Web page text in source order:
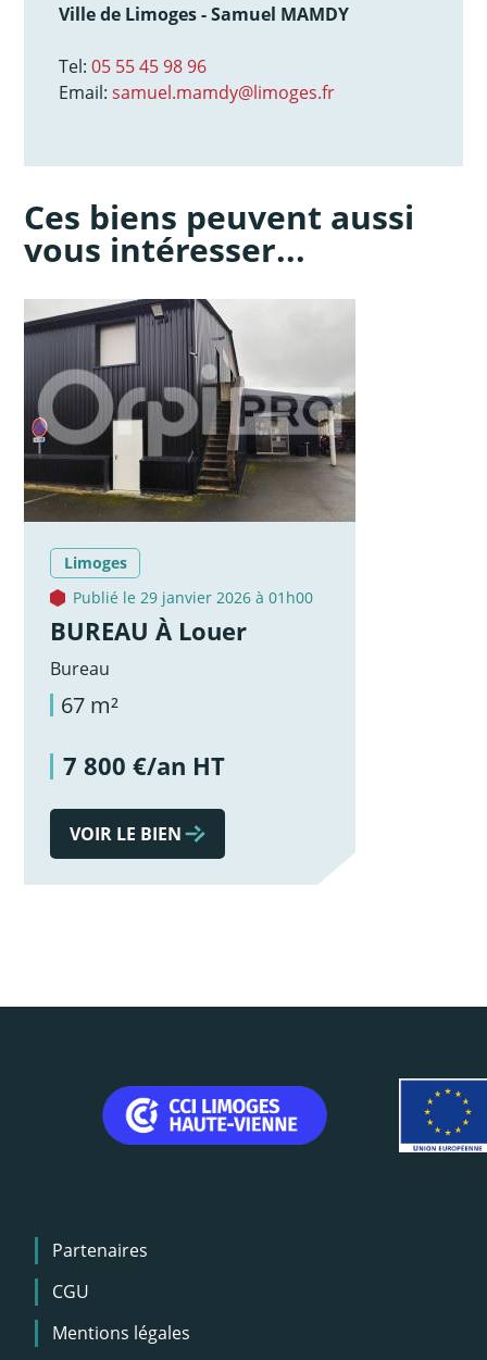
Ville de Limoges - Samuel MAMDY
Tel:05 55 45 98 96
Email:samuel.mamdy@limoges.fr
Ces biens peuvent aussi
vous intéresser...
Limoges
Publié le 29 janvier 2026 à 01h00
BUREAU À Louer
Bureau
67 m²
7 800 €/an HT
VOIR LE BIEN
Menu
Pied
de
page
Partenaires
CGU
Mentions légales